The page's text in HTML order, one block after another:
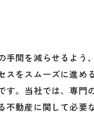
間を減らせるよう
をスムーズに進め
。当社では、専門
動産に関して必要